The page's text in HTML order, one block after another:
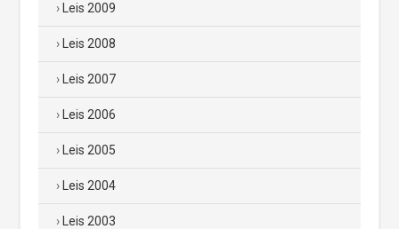
Leis 2009
Leis 2008
Leis 2007
Leis 2006
Leis 2005
Leis 2004
Leis 2003